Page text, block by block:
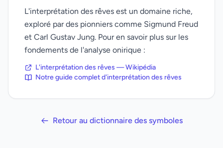
L'interprétation des rêves est un domaine riche,
exploré par des pionniers comme Sigmund Freud
et Carl Gustav Jung. Pour en savoir plus sur les
fondements de l'analyse onirique :
L'interprétation des rêves — Wikipédia
Notre guide complet d'interprétation des rêves
Retour au dictionnaire des symboles